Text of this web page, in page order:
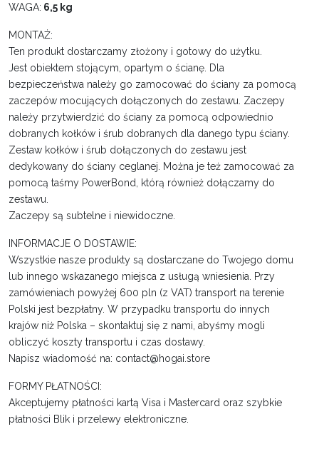
WAGA: 6,5 kg
MONTAŻ:
Ten produkt dostarczamy złożony i gotowy do użytku.
Jest obiektem stojącym, opartym o ścianę. Dla
bezpieczeństwa należy go zamocować do ściany za pomocą
zaczepów mocujących dołączonych do zestawu. Zaczepy
należy przytwierdzić do ściany za pomocą odpowiednio
dobranych kołków i śrub dobranych dla danego typu ściany.
Zestaw kołków i śrub dołączonych do zestawu jest
dedykowany do ściany ceglanej. Można je też zamocować za
pomocą taśmy PowerBond, którą również dołączamy do
zestawu.
Zaczepy są subtelne i niewidoczne.
INFORMACJE O DOSTAWIE:
Wszystkie nasze produkty są dostarczane do Twojego domu
lub innego wskazanego miejsca z usługą wniesienia. Przy
zamówieniach powyżej 600 pln (z VAT) transport na terenie
Polski jest bezpłatny. W przypadku transportu do innych
krajów niż Polska – skontaktuj się z nami, abyśmy mogli
obliczyć koszty transportu i czas dostawy.
Napisz wiadomość na: contact@hogai.store
FORMY PŁATNOŚCI:
Akceptujemy płatności kartą Visa i Mastercard oraz szybkie
płatności Blik i przelewy elektroniczne.